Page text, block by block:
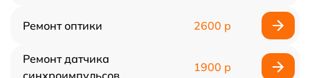
Ремонт оптики 2600 р
Ремонт датчика
синхроимпульсов
1900 р